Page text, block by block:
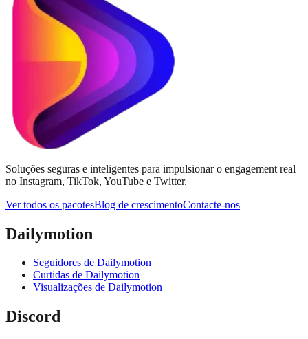
Soluções seguras e inteligentes para impulsionar o engagement real
no Instagram, TikTok, YouTube e Twitter.
Ver todos os pacotesBlog de crescimentoContacte-nos
Dailymotion
Seguidores de Dailymotion
Curtidas de Dailymotion
Visualizações de Dailymotion
Discord